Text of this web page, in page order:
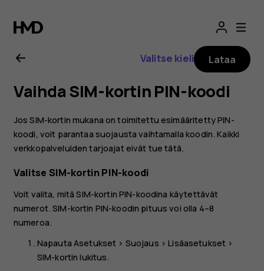
Nokia
G21
käyttöopas
Valitse kieli Lataa
Vaihda SIM-kortin PIN-koodi
Jos SIM-kortin mukana on toimitettu esimääritetty PIN-
koodi, voit parantaa suojausta vaihtamalla koodin. Kaikki
verkkopalveluiden tarjoajat eivät tue tätä.
Valitse SIM-kortin PIN-koodi
Voit valita, mitä SIM-kortin PIN-koodina käytettävät
numerot. SIM-kortin PIN-koodin pituus voi olla 4–8
numeroa.
NapautaAsetukset > Suojaus >Lisäasetukset >
SIM-kortin lukitus.